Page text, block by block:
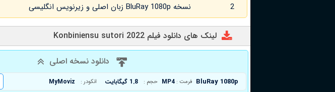
2 نسخه BluRay 1080p زبان اصلی و زیرنویس انگلیسی
لینک های دانلود فیلم Konbiniensu sutori 2022
دانلود نسخه اصلی
BluRay 1080p فرمت : MP4 حجم : 1.8 گیگابایت انکودر : MyMoviz